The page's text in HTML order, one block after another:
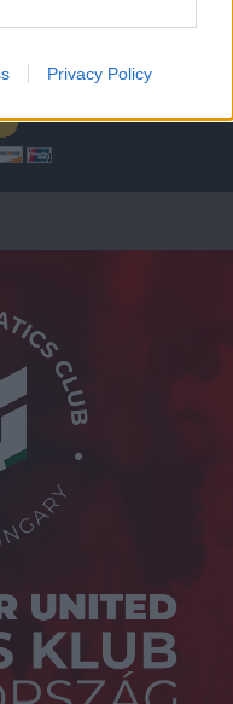
Privacy Policy